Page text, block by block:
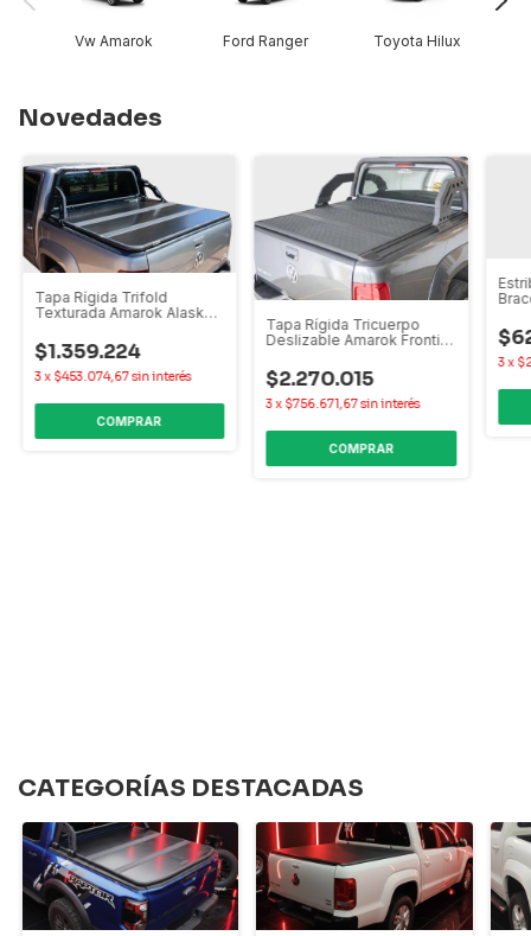
Vw Amarok Ford Ranger Toyota Hilux
Novedades
Tapa Rígida Trifold
Texturada Amarok Alaskan
Toro Oroch
$1.359.224
3x $453.074,67sin interés
COMPRAR
Tapa Rígida Tricuerpo
Deslizable Amarok Frontier
$2.270.015
3x $756.671,67sin interés
COMPRAR
3x
CATEGORÍAS DESTACADAS